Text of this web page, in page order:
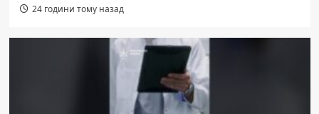
24 години тому назад